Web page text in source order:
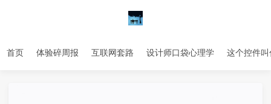
首页 体验碎周报 互联网套路 设计师口袋心理学 这个控件叫